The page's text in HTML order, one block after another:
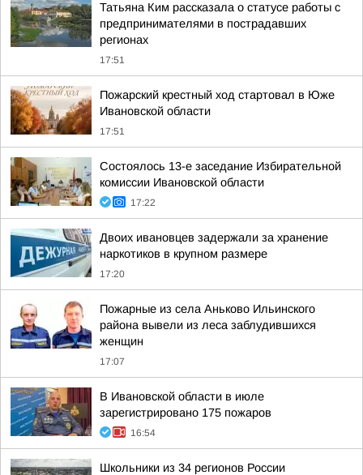
Татьяна Ким рассказала о статусе работы с
предпринимателями в пострадавших
регионах
17:51
Пожарский крестный ход стартовал в Юже
Ивановской области
17:51
Состоялось 13-е заседание Избирательной
комиссии Ивановской области
17:22
Двоих ивановцев задержали за хранение
наркотиков в крупном размере
17:20
Пожарные из села Аньково Ильинского
района вывели из леса заблудившихся
женщин
17:07
В Ивановской области в июле
зарегистрировано 175 пожаров
16:54
Школьники из 34 регионов России